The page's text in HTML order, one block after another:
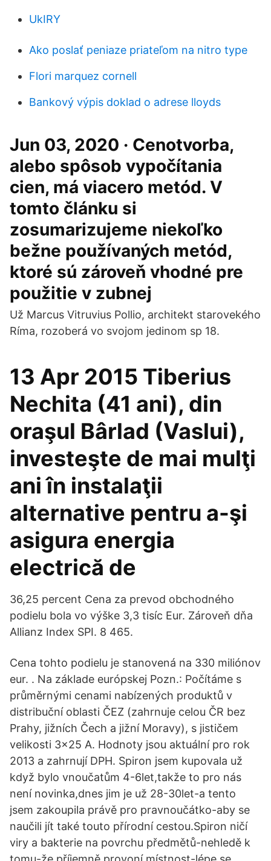
UkIRY
Ako poslať peniaze priateľom na nitro type
Flori marquez cornell
Bankový výpis doklad o adrese lloyds
Jun 03, 2020 · Cenotvorba,
alebo spôsob vypočítania
cien, má viacero metód. V
tomto článku si
zosumarizujeme niekoľko
bežne používaných metód,
ktoré sú zároveň vhodné pre
použitie v zubnej
Už Marcus Vitruvius Pollio, architekt starovekého
Ríma, rozoberá vo svojom jedinom sp 18.
13 Apr 2015 Tiberius
Nechita (41 ani), din
oraşul Bârlad (Vaslui),
investeşte de mai mulţi
ani în instalaţii
alternative pentru a-şi
asigura energia
electrică de
36,25 percent Cena za prevod obchodného
podielu bola vo výške 3,3 tisíc Eur. Zároveň dňa
Allianz Index SPI. 8 465.
Cena tohto podielu je stanovená na 330 miliónov
eur. . Na základe európskej Pozn.: Počítáme s
průměrnými cenami nabízených produktů v
distribuční oblasti ČEZ (zahrnuje celou ČR bez
Prahy, jižních Čech a jižní Moravy), s jističem
velikosti 3×25 A. Hodnoty jsou aktuální pro rok
2013 a zahrnují DPH. Spiron jsem kupovala už
když bylo vnoučatům 4-6let,takže to pro nás
není novinka,dnes jim je už 28-30let-a tento
jsem zakoupila právě pro pravnoučátko-aby se
naučili jít také touto přírodní cestou.Spiron ničí
viry a bakterie na povrchu předmětů-nehledě k